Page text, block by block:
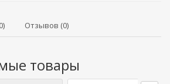
Отзывов (0)
товары